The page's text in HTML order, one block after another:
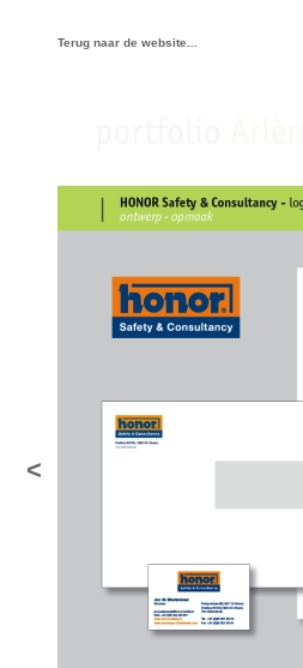
Terug naar de website...
<